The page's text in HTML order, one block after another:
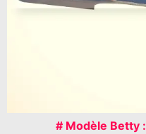
# Modèle Betty :